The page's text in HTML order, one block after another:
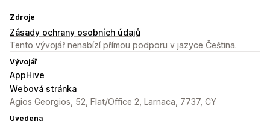
Zdroje
Zásady ochrany osobních údajů
Tento vývojář nenabízí přímou podporu v jazyce Čeština.
Vývojář
AppHive
Webová stránka
Agios Georgios, 52, Flat/Office 2, Larnaca, 7737, CY
Uvedena